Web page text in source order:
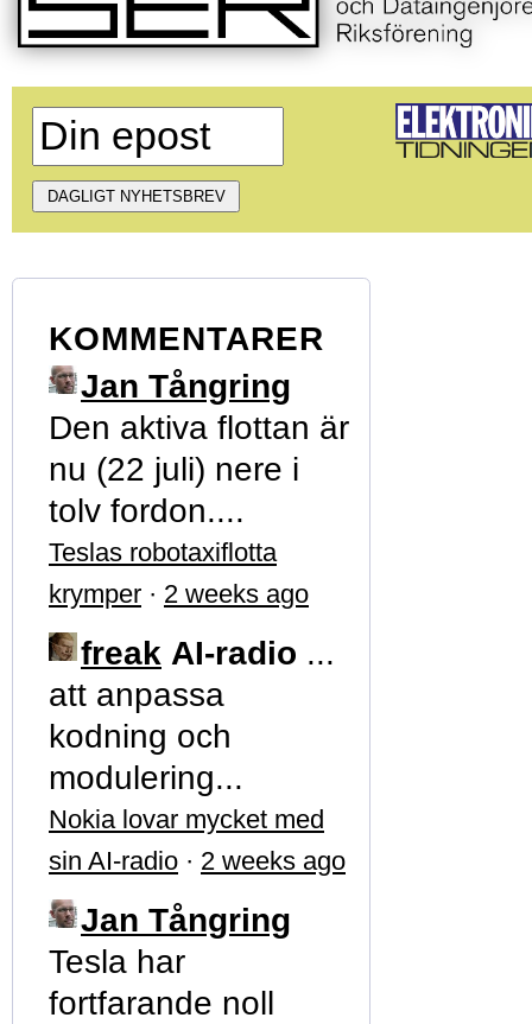
KOMMENTARER
Jan Tångring
Den aktiva flottan är
nu (22 juli) nere i
tolv fordon....
Teslas robotaxiflotta
krymper · 2 weeks ago
freak AI-radio ...
att anpassa
kodning och
modulering...
Nokia lovar mycket med
sin AI-radio · 2 weeks ago
Jan Tångring
Tesla har
fortfarande noll